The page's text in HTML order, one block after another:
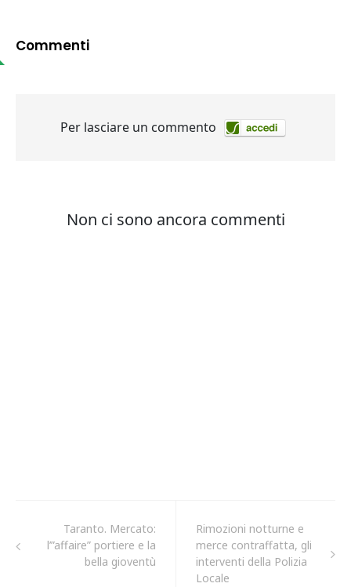
Commenti
Taranto. Mercato:
l’”affaire” portiere e la
bella gioventù
Rimozioni notturne e
merce contraffatta, gli
interventi della Polizia
Locale